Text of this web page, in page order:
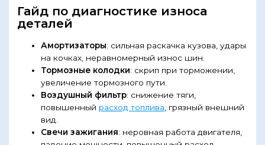
Гайд по диагностике износа
деталей
Амортизаторы: сильная раскачка кузова, удары
на кочках, неравномерный износ шин.
Тормозные колодки: скрип при торможении,
увеличение тормозного пути.
Воздушный фильтр: снижение тяги,
повышенный расход топлива, грязный внешний
вид.
Свечи зажигания: неровная работа двигателя,